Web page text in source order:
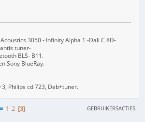
3050 - Infinity Alpha 1 -Dali C 8D-
tuner-
BLS- B11.
Sony BlueRay.
Philips cd 723, Dab+tuner.
1 2 3 GEBRUIKERSACTIES